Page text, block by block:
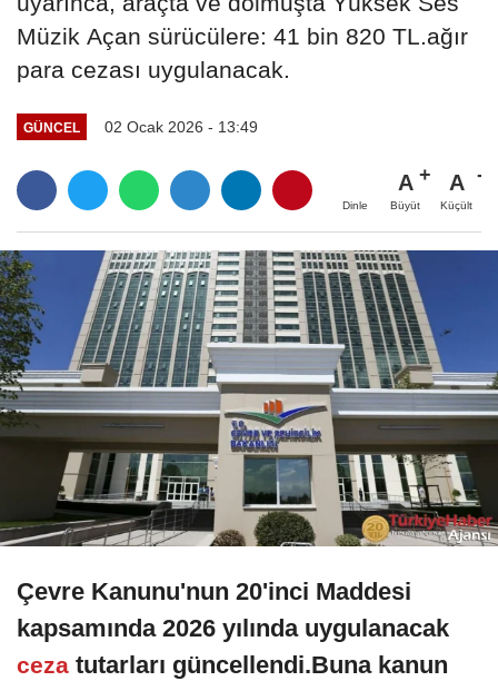
Müzik Açan sürücülere: 41 bin 820 TL.ağır
para cezası uygulanacak.
GÜNCEL 02 Ocak 2026 - 13:49
Dinle
A
Büyüt
A
Küçült
Çevre Kanunu'nun 20'inci Maddesi
kapsamında 2026 yılında uygulanacak
ceza tutarları güncellendi.Buna kanun